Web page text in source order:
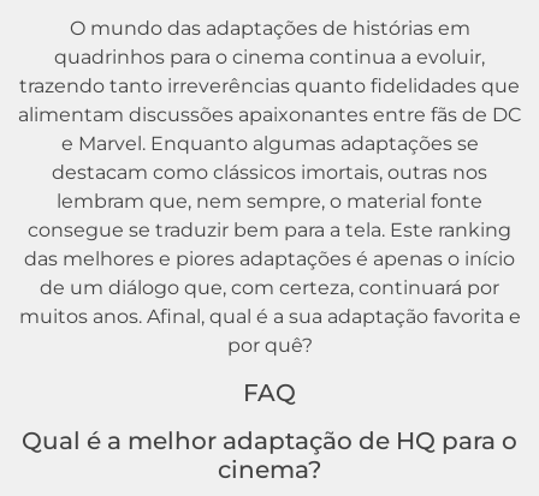
O mundo das adaptações de histórias em
quadrinhos para o cinema continua a evoluir,
trazendo tanto irreverências quanto fidelidades que
alimentam discussões apaixonantes entre fãs de DC
e Marvel. Enquanto algumas adaptações se
destacam como clássicos imortais, outras nos
lembram que, nem sempre, o material fonte
consegue se traduzir bem para a tela. Este ranking
das melhores e piores adaptações é apenas o início
de um diálogo que, com certeza, continuará por
muitos anos. Afinal, qual é a sua adaptação favorita e
por quê?
FAQ
Qual é a melhor adaptação de HQ para o
cinema?